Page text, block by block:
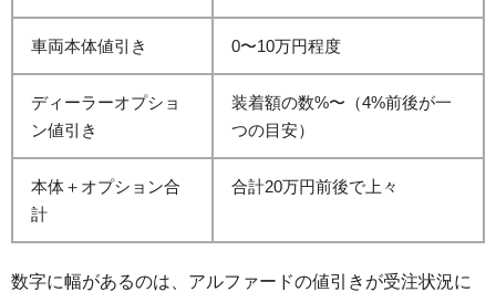
車両本体値引き 0〜10万円程度
ディーラーオプショ
ン値引き
装着額の数%〜（4%前後が一
つの目安）
本体＋オプション合
計
合計20万円前後で上々
数字に幅があるのは、アルファードの値引きが受注状況に